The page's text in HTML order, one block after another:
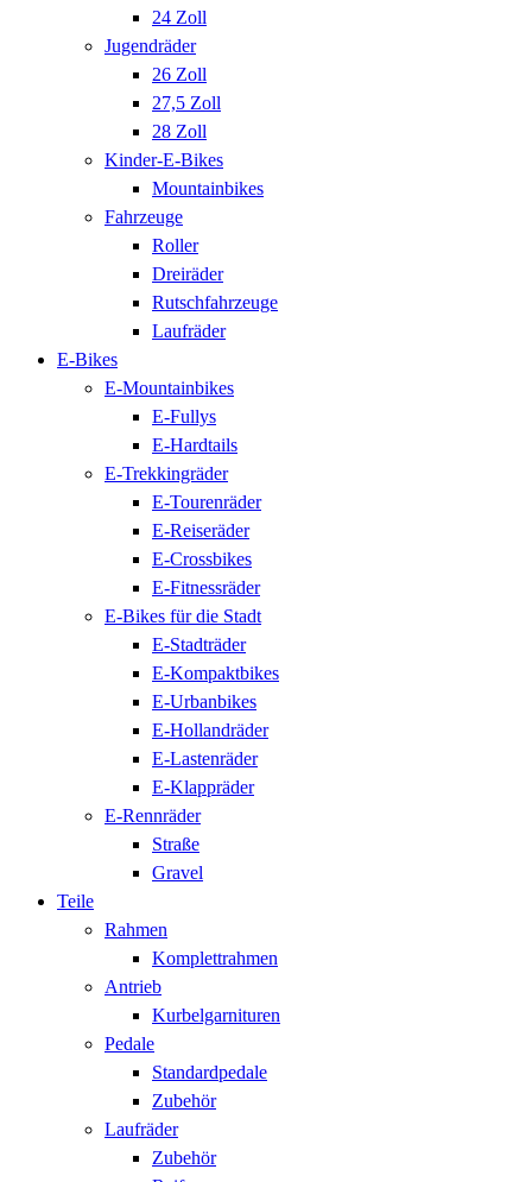
24 Zoll
Jugendräder
26 Zoll
27,5 Zoll
28 Zoll
Kinder-E-Bikes
Mountainbikes
Fahrzeuge
Roller
Dreiräder
Rutschfahrzeuge
Laufräder
E-Bikes
E-Mountainbikes
E-Fullys
E-Hardtails
E-Trekkingräder
E-Tourenräder
E-Reiseräder
E-Crossbikes
E-Fitnessräder
E-Bikes für die Stadt
E-Stadträder
E-Kompaktbikes
E-Urbanbikes
E-Hollandräder
E-Lastenräder
E-Klappräder
E-Rennräder
Straße
Gravel
Teile
Rahmen
Komplettrahmen
Antrieb
Kurbelgarnituren
Pedale
Standardpedale
Zubehör
Laufräder
Zubehör